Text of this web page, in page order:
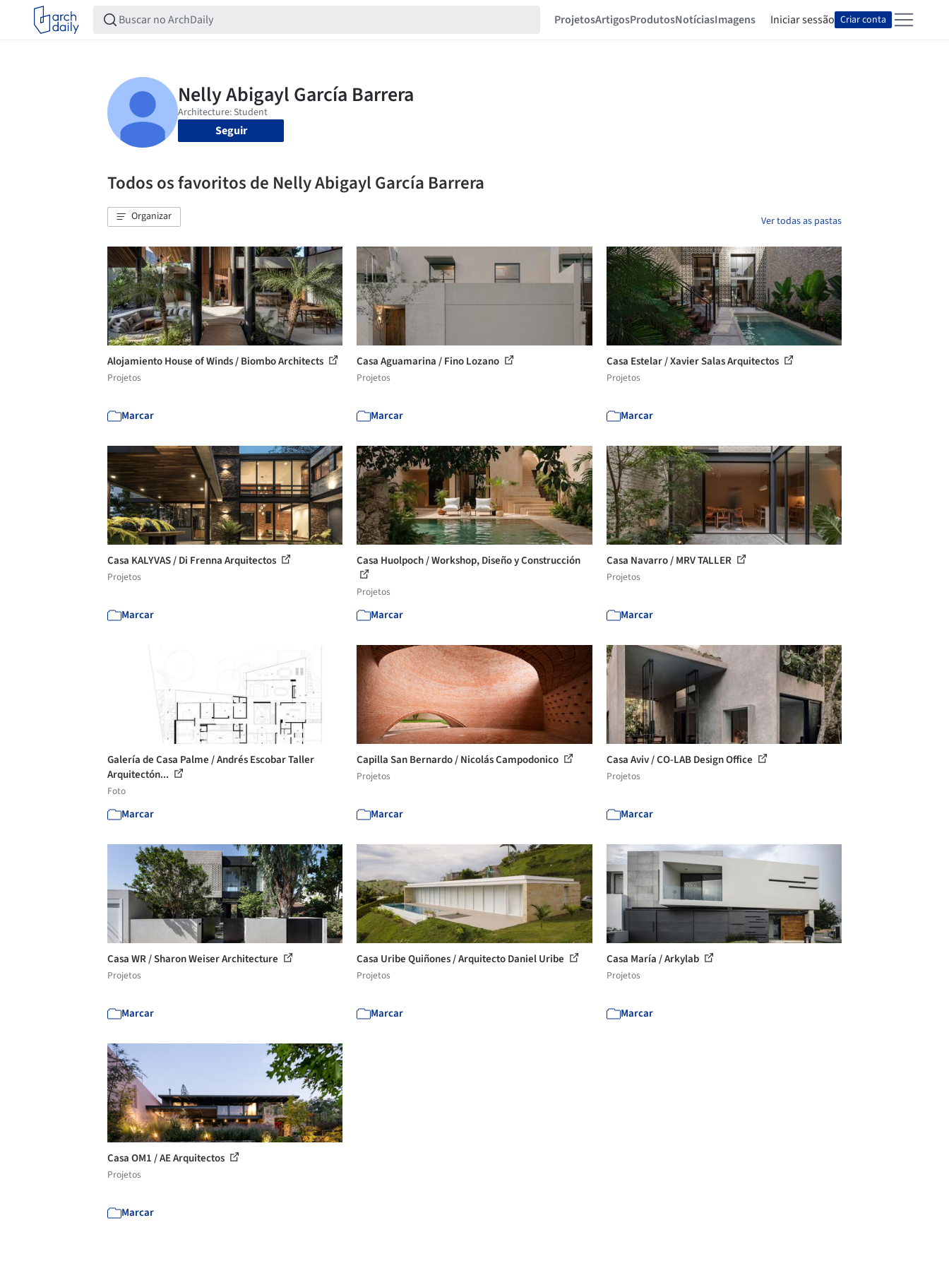
ProjetosArtigosProdutosNotíciasImagens Iniciar sessão Criar conta
Seguir
Todos os favoritos de Nelly Abigayl García Barrera
Organizar Ver todas as pastas
Alojamiento House of Winds / Biombo Architects
Projetos
Marcar
Casa Aguamarina / Fino Lozano
Projetos
Marcar
Casa Estelar / Xavier Salas Arquitectos
Projetos
Marcar
Casa KALYVAS / Di Frenna Arquitectos
Projetos
Marcar
Casa Huolpoch / Workshop, Diseño y Construcción
Projetos
Marcar
Casa Navarro / MRV TALLER
Projetos
Marcar
Galería de Casa Palme / Andrés Escobar Taller
Arquitectón...
Foto
Marcar
Capilla San Bernardo / Nicolás Campodonico
Projetos
Marcar
Casa Aviv / CO-LAB Design Office
Projetos
Marcar
Casa WR / Sharon Weiser Architecture
Projetos
Marcar
Casa Uribe Quiñones / Arquitecto Daniel Uribe
Projetos
Marcar
Casa María / Arkylab
Projetos
Marcar
Casa OM1 / AE Arquitectos
Projetos
Marcar